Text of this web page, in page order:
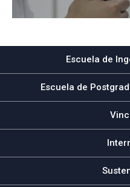
Escuela de
Escuela de